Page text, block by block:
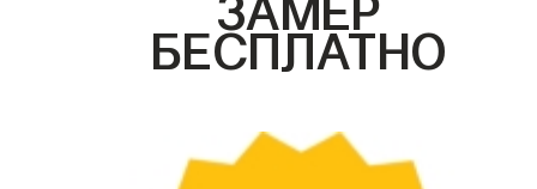
БЕСПЛАТНО